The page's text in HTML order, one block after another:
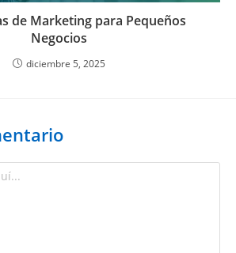
de Marketing para Pequeños
Negocios
diciembre 5, 2025